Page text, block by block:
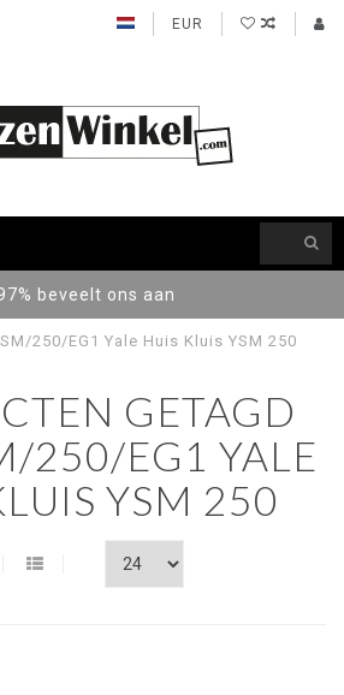
EUR
beveelt ons aan
250/EG1 Yale Huis Kluis YSM 250
GETAGD
250/EG1 YALE
YSM 250